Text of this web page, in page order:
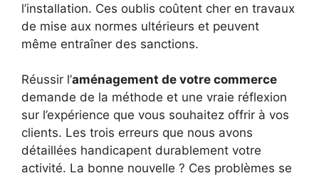
l’installation. Ces oublis coûtent cher en travaux
de mise aux normes ultérieurs et peuvent
même entraîner des sanctions.
Réussir l’aménagement de votre commerce
demande de la méthode et une vraie réflexion
sur l’expérience que vous souhaitez offrir à vos
clients. Les trois erreurs que nous avons
détaillées handicapent durablement votre
activité. La bonne nouvelle ? Ces problèmes se